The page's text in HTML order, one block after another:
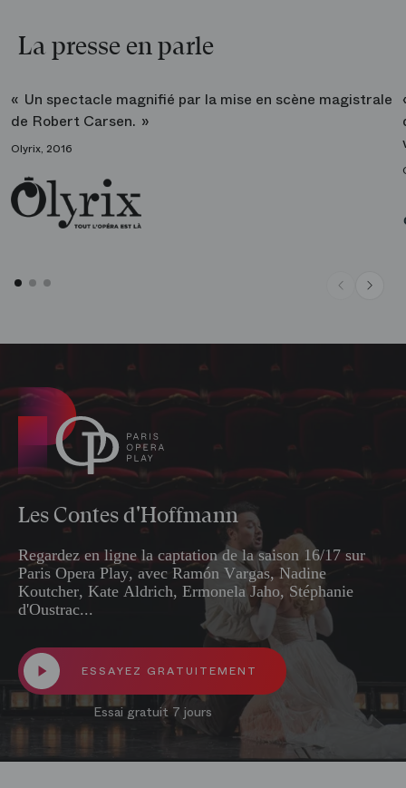
La presse en parle
Un spectacle magnifié par la mise en scène magistrale
de Robert Carsen.
Olyrix, 2016
Les Contes d'Hoffmann
Regardez en ligne la captation de la saison 16/17 sur
Paris Opera Play, avec Ramón Vargas, Nadine
Koutcher, Kate Aldrich, Ermonela Jaho, Stéphanie
d'Oustrac...
ESSAYEZ GRATUITEMENT
Essai gratuit 7 jours